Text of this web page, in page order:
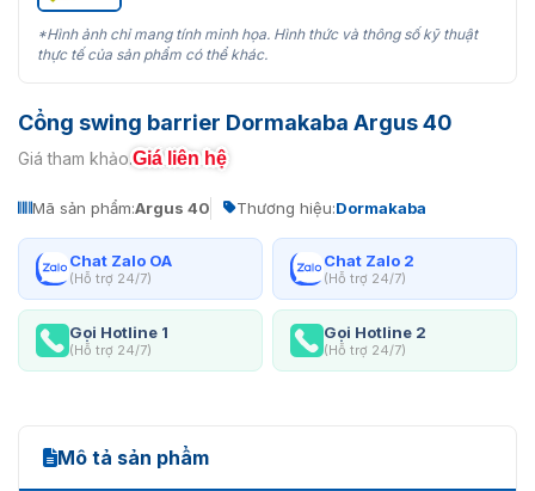
*Hình ảnh chỉ mang tính minh họa. Hình thức và thông số kỹ thuật
thực tế của sản phẩm có thể khác.
Cổng swing barrier Dormakaba Argus 40
Giá tham khảo:Giá liên hệ
Mã sản phẩm:Argus 40 Thương hiệu:Dormakaba
Chat Zalo OA
(Hỗ trợ 24/7)
Chat Zalo 2
(Hỗ trợ 24/7)
Gọi Hotline 1
(Hỗ trợ 24/7)
Gọi Hotline 2
(Hỗ trợ 24/7)
Mô tả sản phẩm